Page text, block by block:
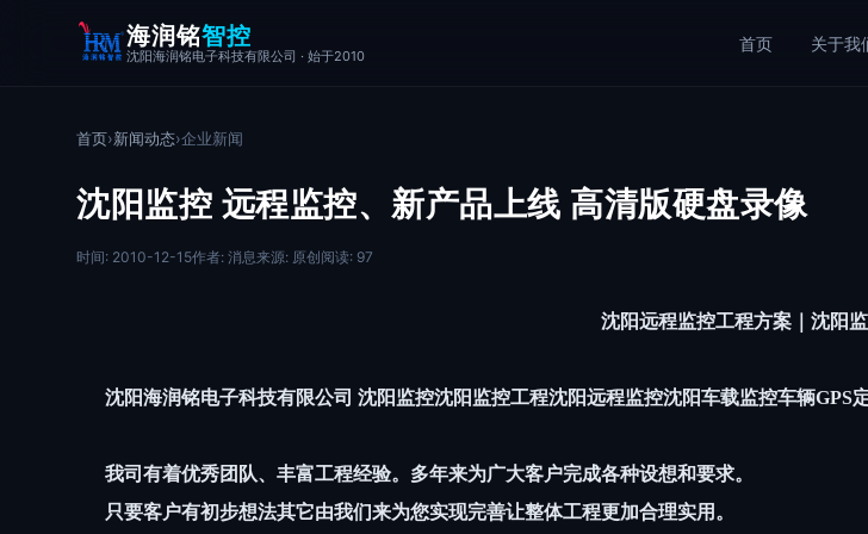
海润铭智控
沈阳海润铭电子科技有限公司 · 始于2010
首页 关于我
首页›新闻动态›企业新闻
沈阳监控 远程监控、新产品上线 高清版硬盘录像
时间: 2010-12-15作者: 消息来源: 原创阅读: 97
沈阳远程监控工程方案｜沈阳
沈阳海润铭电子科技有限公司 沈阳监控沈阳监控工程沈阳远程监控沈阳车载监控车辆
我司有着优秀团队、丰富工程经验。多年来为广大客户完成各种设想和要求。
只要客户有初步想法其它由我们来为您实现完善让整体工程更加合理实用。